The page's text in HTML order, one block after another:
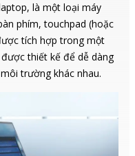
là một loại máy
phím, touchpad (hoặc
tích hợp trong một
thiết kế để dễ dàng
trường khác nhau.